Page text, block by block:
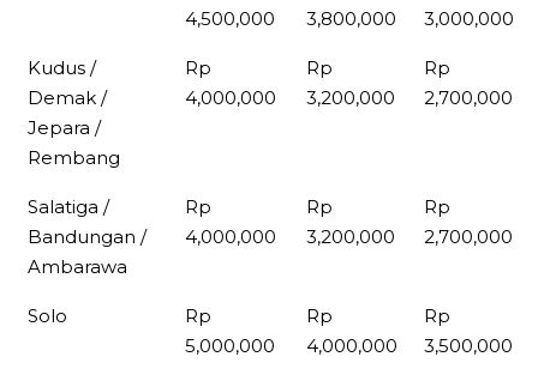
4,500,000 3,800,000 3,000,000
Kudus /
Demak /
Jepara /
Rembang
Rp
4,000,000
Rp
3,200,000
Rp
2,700,000
Salatiga /
Bandungan /
Ambarawa
Rp
4,000,000
Rp
3,200,000
Rp
2,700,000
Solo
Rp
5,000,000
Rp
4,000,000
Rp
3,500,000